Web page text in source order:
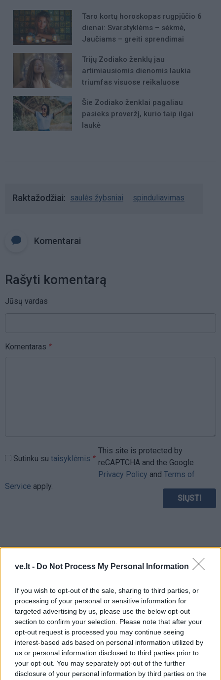
ve.lt - Do Not Process My Personal Information
If you wish to opt-out of the sale, sharing to third parties, or
processing of your personal or sensitive information for
targeted advertising by us, please use the below opt-out
section to confirm your selection. Please note that after your
opt-out request is processed you may continue seeing
interest-based ads based on personal information utilized by
us or personal information disclosed to third parties prior to
your opt-out. You may separately opt-out of the further
disclosure of your personal information by third parties on the
Taro kortų horoskopas rugpjūčio 6
dienai: Svarstyklėms – sėkmė,
Jaučiams – greiti sprendimai
Trijų Zodiako ženklų jau
artimiausiomis dienomis laukia
triumfas visuose reikaluose
Šie Zodiako ženklai pagaliau
pasieks proveržį, kurio taip ilgai
laukė
Raktažodžiai saulės žybsniai spinduliavimas
Komentarai
Rašyti komentarą
Jūsų vardas
Komentaras
Sutinku su taisyklėmis
This site is protected by
reCAPTCHA and the Google
Privacy Policy and Terms of
Service apply.
TAIP PAT SKAITYKITE